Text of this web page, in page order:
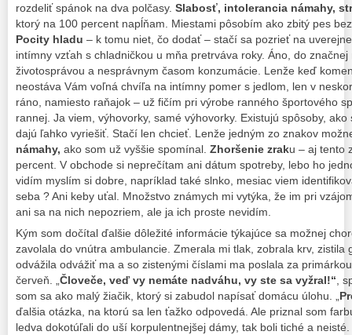
rozdeliť spánok na dva polčasy. Slabosť, intolerancia námahy,
ktorý na 100 percent napĺňam. Miestami pôsobím ako zbitý pes
Pocity hladu – k tomu niet, čo dodať – stačí sa pozrieť na
intímny vzťah s chladničkou u mňa pretrváva roky. Áno, do
životosprávou a nesprávnym časom konzumácie. Lenže keď
neostáva Vám voľná chvíľa na intímny pomer s jedlom, len v
ráno, namiesto raňajok – už fičím pri výrobe ranného športového
rannej. Ja viem, výhovorky, samé výhovorky. Existujú spôsoby,
dajú ľahko vyriešiť. Stačí len chcieť. Lenže jedným zo znakov
námahy, ako som už vyššie spomínal. Zhoršenie zraku – aj tento
percent. V obchode si neprečítam ani dátum spotreby, lebo ho
vidím myslím si dobre, napríklad také slnko, mesiac viem
seba ? Ani keby uťal. Množstvo známych mi vytýka, že im pri
ani sa na nich nepozriem, ale ja ich proste nevidím.
Kým som dočítal ďalšie dôležité informácie týkajúce sa možnej
zavolala do vnútra ambulancie. Zmerala mi tlak, zobrala krv, zistila
odvážila odvážiť ma a so zistenými číslami ma poslala za
červeň. „ Človeče, veď vy nemáte nadváhu, vy ste sa vyžral!“ ,
som sa ako malý žiačik, ktorý si zabudol napísať domácu úlohu. „
ďalšia otázka, na ktorú sa len ťažko odpovedá. Ale priznal som
ledva dokotúľali do uší korpulentnejšej dámy, tak boli tiché a neisté.